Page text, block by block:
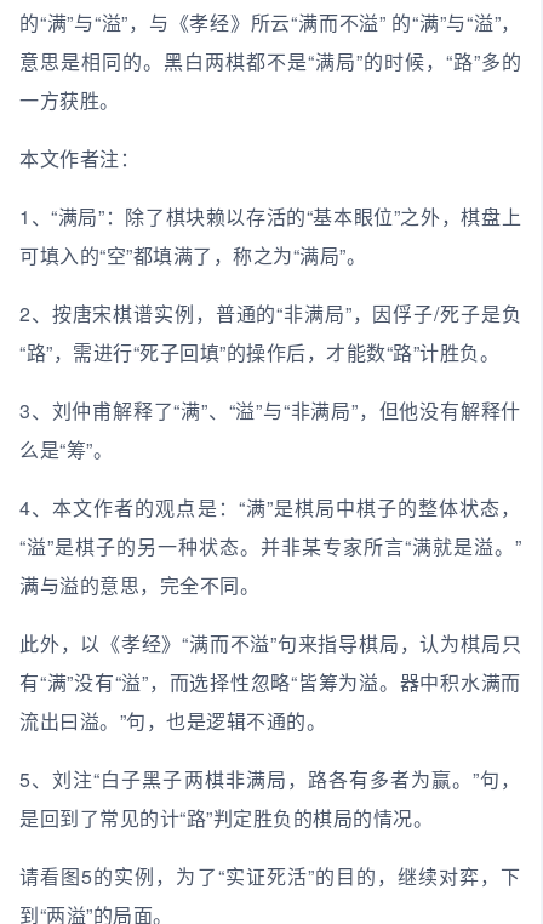
的“满”与“溢”，与《孝经》所云“满而不溢” 的“满”与“溢”，
意思是相同的。黑白两棋都不是“满局”的时候，“路”多的
一方获胜。
本文作者注：
1、“满局”：除了棋块赖以存活的“基本眼位”之外，棋盘上
可填入的“空”都填满了，称之为“满局”。
2、按唐宋棋谱实例，普通的“非满局”，因俘子/死子是负
“路”，需进行“死子回填”的操作后，才能数“路”计胜负。
3、刘仲甫解释了“满”、“溢”与“非满局”，但他没有解释什
么是“筹”。
4、本文作者的观点是：“满”是棋局中棋子的整体状态，
“溢”是棋子的另一种状态。并非某专家所言“满就是溢。”
满与溢的意思，完全不同。
此外，以《孝经》“满而不溢”句来指导棋局，认为棋局只
有“满”没有“溢”，而选择性忽略“皆筹为溢。器中积水满而
流出曰溢。”句，也是逻辑不通的。
5、刘注“白子黑子两棋非满局，路各有多者为赢。”句，
是回到了常见的计“路”判定胜负的棋局的情况。
请看图5的实例，为了“实证死活”的目的，继续对弈，下
到“两溢”的局面。